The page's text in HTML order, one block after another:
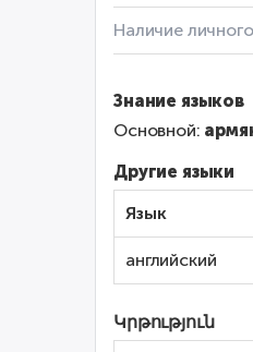
Наличие
Знание языков
Основной:
Другие языки
Язык
английский
Կրթություն